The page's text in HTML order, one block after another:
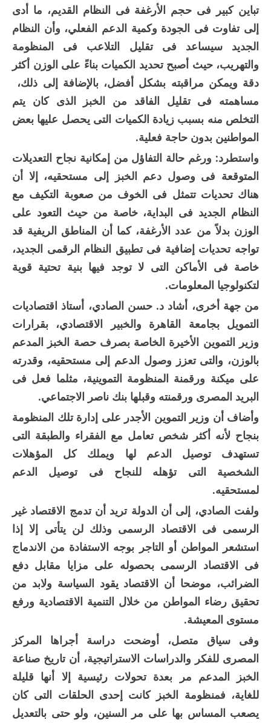
تباين كبير فى حجم الأرغفة فى النظام القديم، ما أدى
إلى تفاوت فى الجودة وكمية الدعم الفعلي، وأن النظام
الجديد سيساعد فى تقليل التلاعب فى المنظومة
والتهريب، حيث أصبح تحديد الكميات بناءً على الوزن أكثر
دقة ويمكن مراقبته بشكل أفضل، بالإضافة إلى ذلك،
مساهمته فى تقليل الفاقد من الخبز الذى كان يتم
التخلص منه بسبب زيادة الكميات التى يحصل عليها بعض
المواطنين بدون حاجة فعلية.
واستطرد: ورغم حالة التفاؤل من إمكانية نجاح التعديلات
المتوقعة فى وصول دعم الخبز إلى مستحقيه، إلا أن
هناك تحديات تتمثل فى الخوف من صعوبة التكيف مع
النظام الجديد فى البداية، خاصة من حيث التعود على
الوزن بدلاً من عدد الأرغفة، كما أن المناطق الريفية قد
تواجه تحديات إضافية فى تطبيق النظام الرقمى الجديد،
خاصة فى الأماكن التى لا توجد فيها بنية تحتية قوية
لتكنولوجيا المعلومات.
من جهة أخرى، أشاد د. حسن الصادي، أستاذ اقتصاديات
التمويل بجامعة القاهرة والخبير الاقتصادي، بقرارات
وزير التموين الأخيرة الخاصة بصرف حصة الخبز المدعم
بالوزن، والتى تعزز وصول الدعم إلى مستحقيه، وقدرته
على ميكنة ورقمنة المنظومة التموينية، مثلما فعل فى
البريد المصرى ورقمنته وقبلها بنك ناصر الاجتماعي.
وأضاف أن وزير التموين الأجدر على إدارة تلك المنظومة
بنجاح لأنه أكثر شخص تعامل مع الفقراء والطبقة التى
تستهدف توصيل الدعم لها ويملك كل المؤهلات
الشخصية التى تؤهله للنجاح فى توصيل الدعم
لمستحقيه.
ولفت الصادي، إلى أن الدولة تريد أن تدمج الاقتصاد غير
الرسمى فى الاقتصاد الرسمى وذلك لن يتأتى إلا إذا
استشعر المواطن أو التاجر بوجه الاستفادة من الاندماج
فى الاقتصاد الرسمى بحصوله على مزايا مقابل دفع
الضرائب، موضحا أن الاقتصاد يقود السياسة ولابد من
تحقيق رضاء المواطن من خلال التنمية الاقتصادية ورفع
مستوى المعيشة.
وفى سياق متصل، أوضحت دراسة أجراها المركز
المصرى للفكر والدراسات الاستراتيجية، أن تاريخ صناعة
الخبز المدعم مر بعدة تحولات رئيسية إلا أنها قليلة
للغاية، فمنظومة الخبز كانت إحدى الحلقات التى كان
يصعب المساس بها على مر السنين، ولو حتى بالتعديل